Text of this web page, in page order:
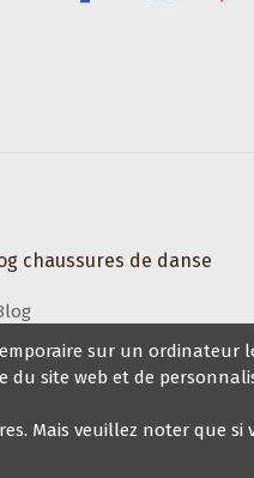
chaussures de danse
sur un ordinateur
site web et de
Mais veuillez noter que si